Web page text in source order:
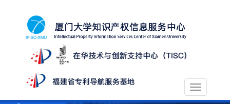
Toggle
navigation